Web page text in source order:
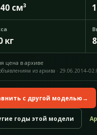
см³
кг
цена в архиве
из архива ·
с другой моделью→
годы этой модели